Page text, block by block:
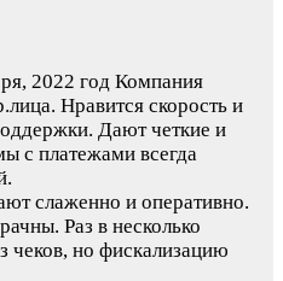
2022 год Компания
Нравится скорость и
Дают четкие и
с платежами всегда
слаженно и оперативно.
Раз в несколько
чеков, но фискализацию